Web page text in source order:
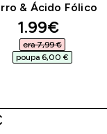
& Ácido Fólico
discounted
1.99€‎
era 7,99 €‎
poupa 6,00 €‎